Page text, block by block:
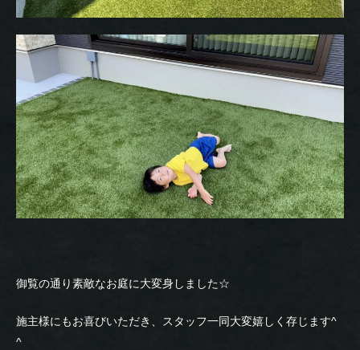
御覧の通り素敵なお庭に大変身しました☆
施主様にもお喜びいただき、スタッフ一同大変嬉しく存じます^
^